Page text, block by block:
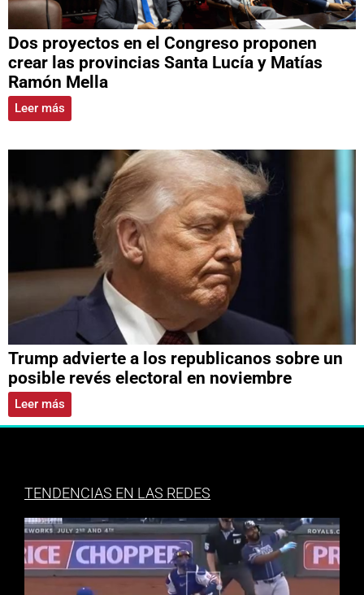
Dos proyectos en el Congreso proponen
crear las provincias Santa Lucía y Matías
Ramón Mella
Leer más
Trump advierte a los republicanos sobre un
posible revés electoral en noviembre
Leer más
TENDENCIAS EN LAS REDES